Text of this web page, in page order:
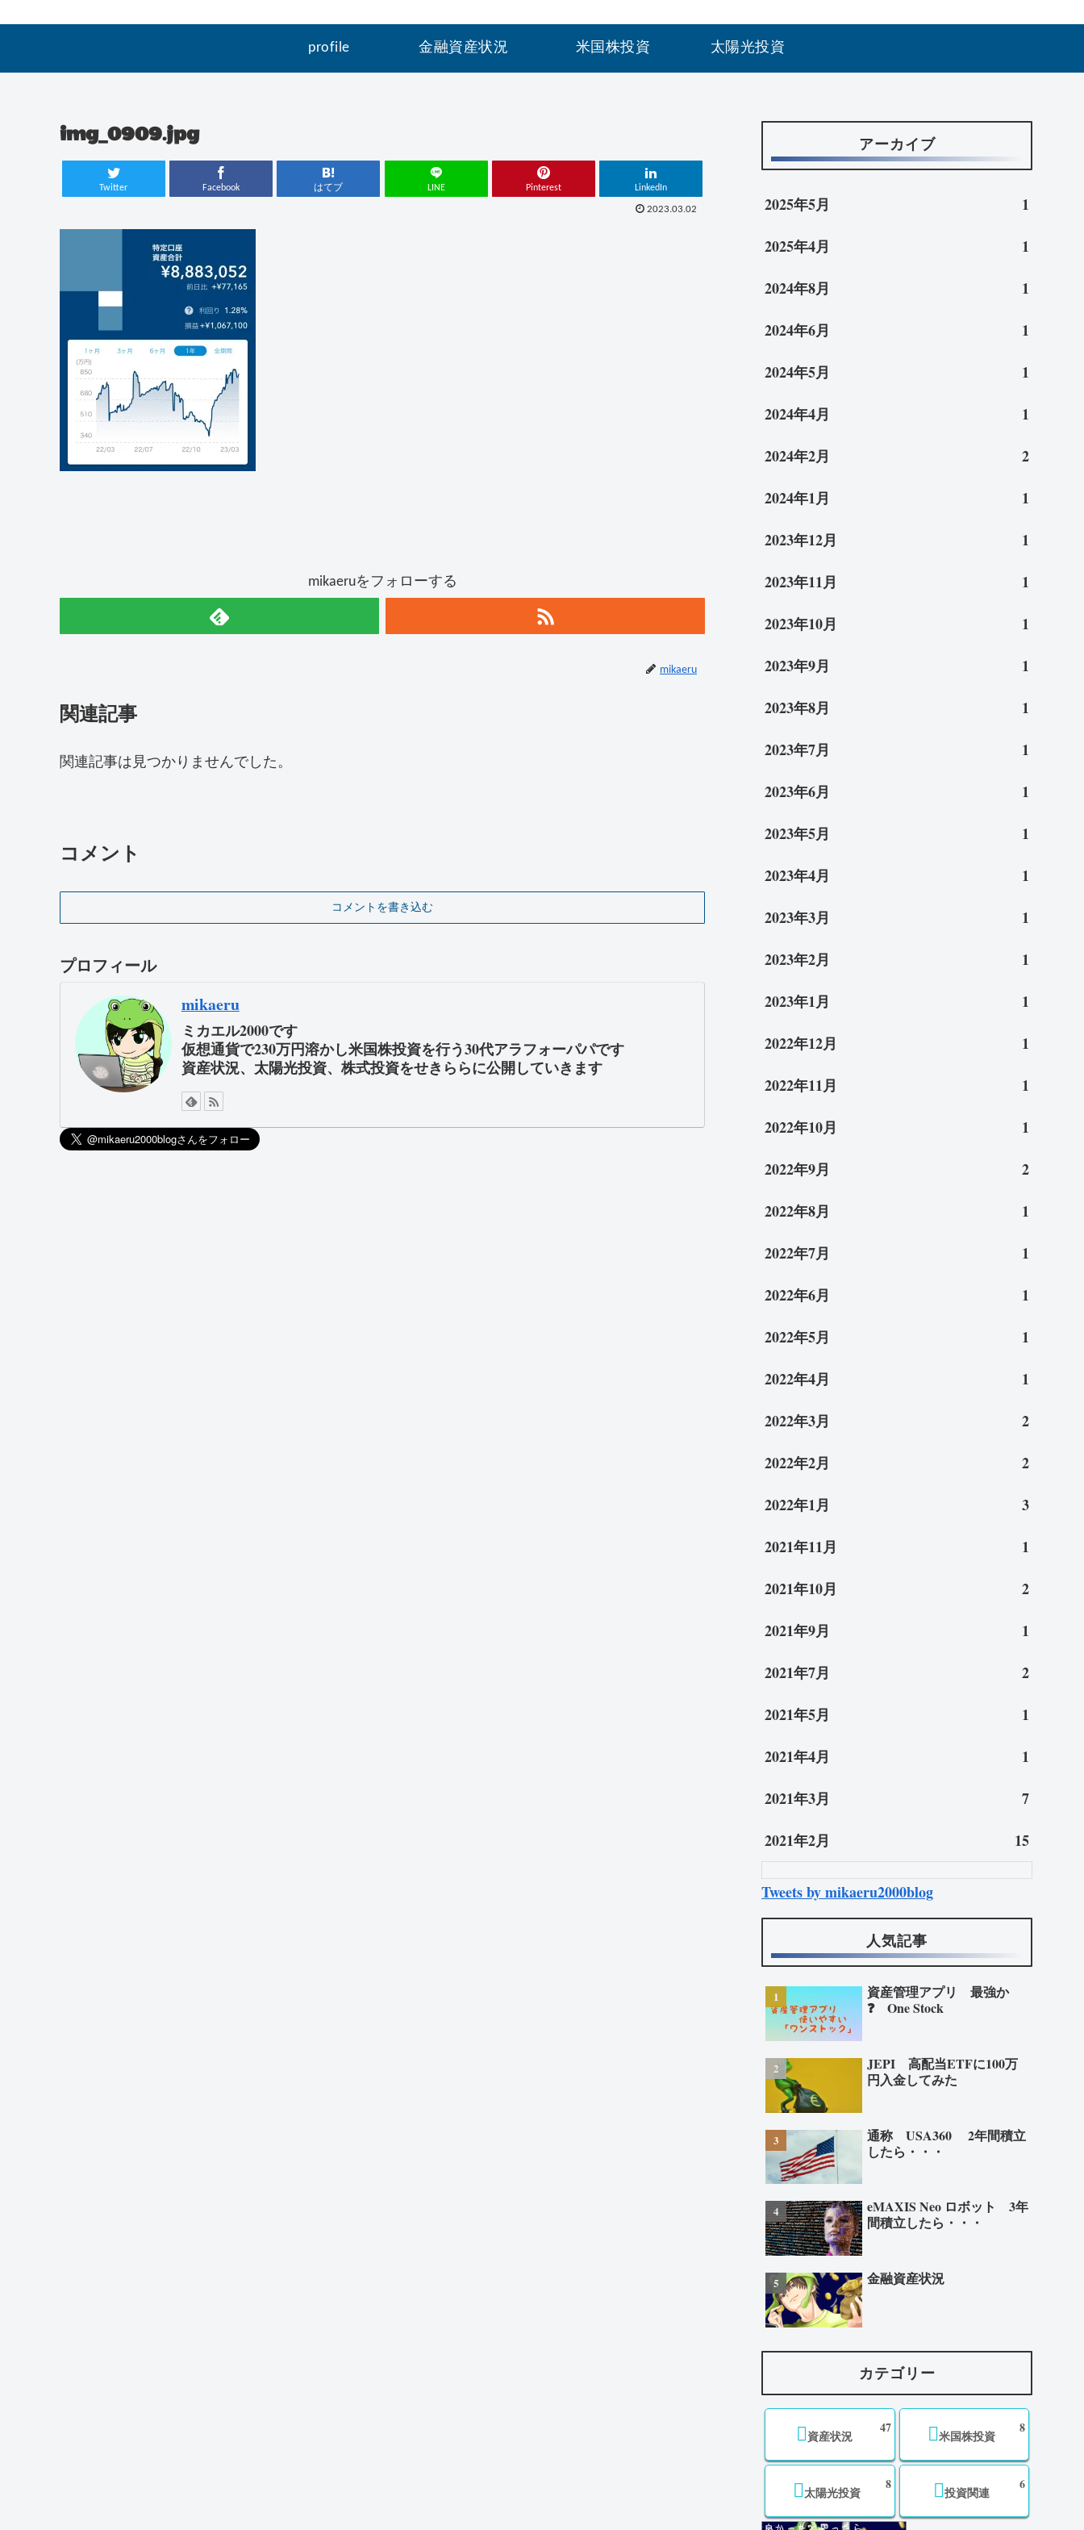
profile 金融資産状況 米国株投資 太陽光投資
img_0909.jpg
Twitter Facebook はてブ LINE Pinterest LinkedIn
2023.03.02
mikaeruをフォローする
mikaeru
関連記事
関連記事は見つかりませんでした。
コメント
コメントを書き込む
プロフィール
mikaeru
ミカエル2000です
仮想通貨で230万円溶かし米国株投資を行う30代アラフォーパパです
資産状況、太陽光投資、株式投資をせきららに公開していきます
アーカイブ
2025年5月
1
2025年4月
1
2024年8月
1
2024年6月
1
2024年5月
1
2024年4月
1
2024年2月
2
2024年1月
1
2023年12月
1
2023年11月
1
2023年10月
1
2023年9月
1
2023年8月
1
2023年7月
1
2023年6月
1
2023年5月
1
2023年4月
1
2023年3月
1
2023年2月
1
2023年1月
1
2022年12月
1
2022年11月
1
2022年10月
1
2022年9月
2
2022年8月
1
2022年7月
1
2022年6月
1
2022年5月
1
2022年4月
1
2022年3月
2
2022年2月
2
2022年1月
3
2021年11月
1
2021年10月
2
2021年9月
1
2021年7月
2
2021年5月
1
2021年4月
1
2021年3月
7
2021年2月
15
Tweets by mikaeru2000blog
人気記事
資産管理アプリ 最強か
❓ One Stock
JEPI 高配当ETFに100万
円入金してみた
通称 USA360 2年間積立
したら・・・
eMAXIS Neo ロボット 3年
間積立したら・・・
金融資産状況
カテゴリー
資産状況
47
米国株投資
8
太陽光投資
8
投資関連
6